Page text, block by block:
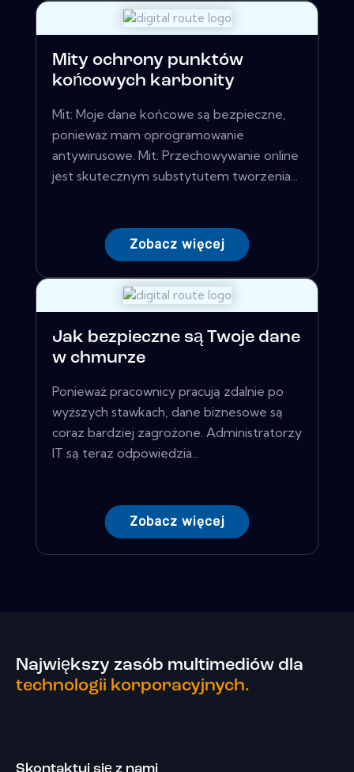
Mity ochrony punktów
końcowych karbonity
Mit: Moje dane końcowe są bezpieczne,
ponieważ mam oprogramowanie
antywirusowe. Mit: Przechowywanie online
jest skutecznym substytutem tworzenia...
Zobacz więcej
Jak bezpieczne są Twoje dane
w chmurze
Ponieważ pracownicy pracują zdalnie po
wyższych stawkach, dane biznesowe są
coraz bardziej zagrożone. Administratorzy
IT są teraz odpowiedzia...
Zobacz więcej
Największy zasób multimediów dla
technologii korporacyjnych.
Skontaktuj się z nami